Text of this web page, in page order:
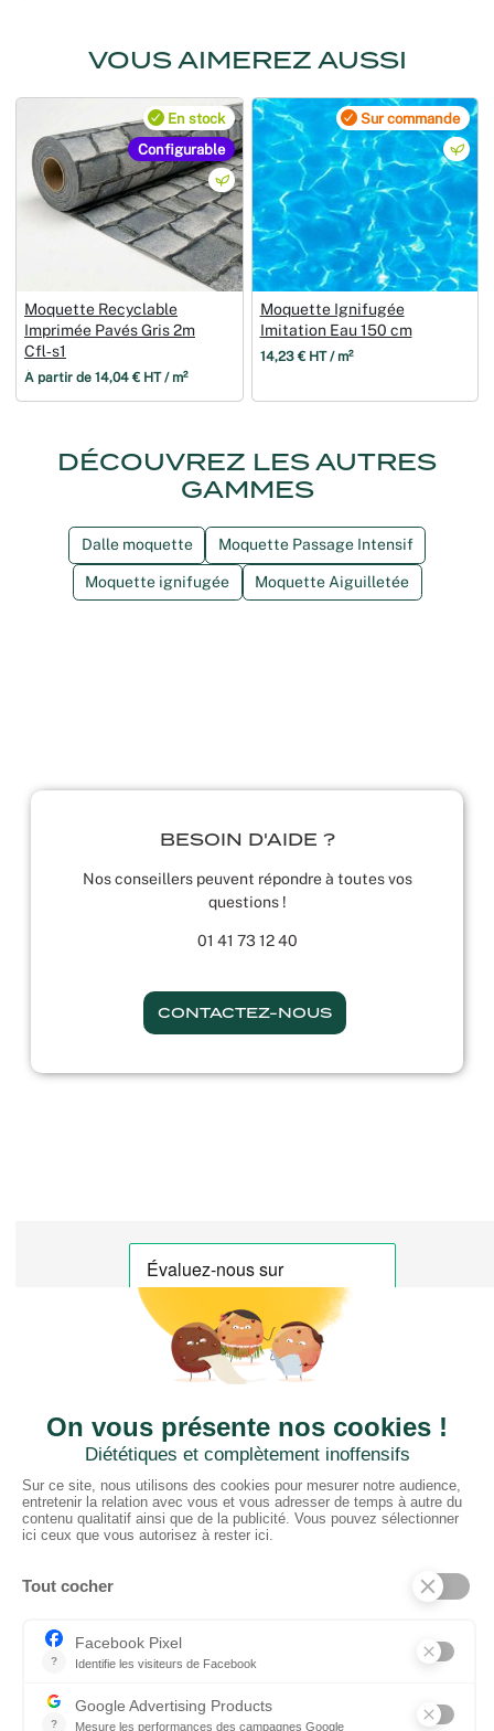
VOUS AIMEREZ AUSSI
Configurable
En stock
Moquette Recyclable
Imprimée Pavés Gris 2m
Cfl‑s1
À partir de 14,04 € HT / m²
Sur commande
Moquette Ignifugée
Imitation Eau 150 cm
14,23 € HT / m²
DÉCOUVREZ LES AUTRES
GAMMES
Dalle moquette Moquette Passage Intensif
Moquette ignifugée Moquette Aiguilletée
BESOIN D'AIDE ?
Nos conseillers peuvent répondre à toutes vos
questions !
01 41 73 12 40
CONTACTEZ-NOUS
CTN FRANCE
2 rue du Puits Dixme 604
94310 ORLY
01 41 73 12 40
Horaires :
Retrait Dépôt : 08h30-12h00; 13h30-17h30
PRODUITS
Tissus
Tissus scénique
Plafonds
Murs
ElKarton